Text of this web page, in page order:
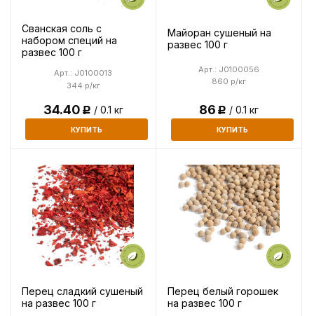
Сванская соль с
набором специй на
развес 100 г
344 р/кг
Арт.: J0100013
34.40Р / 0.1 кг
КУПИТЬ
Майоран сушеный на
развес 100 г
860 р/кг
Арт.: J0100056
86Р / 0.1 кг
КУПИТЬ
Перец сладкий сушеный
на развес 100 г
Перец белый горошек
на развес 100 г